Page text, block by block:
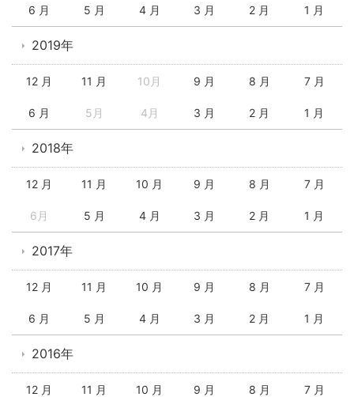
6 月 5 月 4 月 3 月 2 月 1 月
2019年
12 月 11 月 10月 9 月 8 月 7 月
6 月 5月 4月 3 月 2 月 1 月
2018年
12 月 11 月 10 月 9 月 8 月 7 月
6月 5 月 4 月 3 月 2 月 1 月
2017年
12 月 11 月 10 月 9 月 8 月 7 月
6 月 5 月 4 月 3 月 2 月 1 月
2016年
12 月 11 月 10 月 9 月 8 月 7 月